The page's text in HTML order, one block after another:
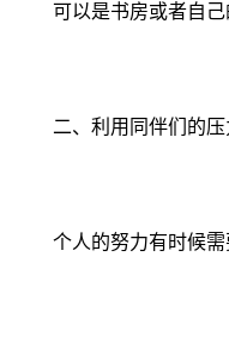
可以是书房或者自
二、利用同伴们的压
个人的努力有时候